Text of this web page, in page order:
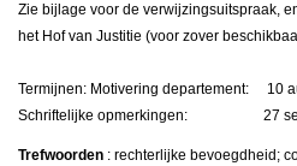
Zie bijlage voor de verwijzingsuitspraak,
het Hof van Justitie (voor zover
Termijnen: Motivering departement: 10
Schriftelijke opmerkingen: 27
Trefwoorden : rechterlijke bevoegdheid;